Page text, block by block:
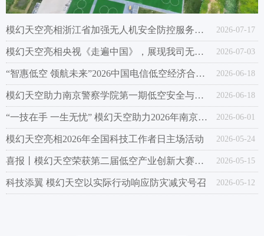
2026-07-17
模幻天空亮相浙江省加强无人机安全防控服务低空经济发展现场会
2026-07-03
模幻天空亮相央视《走遍中国》，展现我司无人机培训实力
2026-06-18
“智惠低空 领航未来”2026中国电信低空经济合作发展大会成功举办
2026-06-18
模幻天空助力南京警察学院第一期低空安全与执法进修班圆满结业
2026-06-01
“一技在手 一生无忧” 模幻天空助力2026年南京市职业教育活动周
2026-05-24
模幻天空亮相2026年全国科技工作者日主场活动
2026-05-15
喜报丨模幻天空荣获第二届低空产业创新大赛一等奖
2026-05-12
科技添翼 模幻天空以实际行动响应防灾减灾号召